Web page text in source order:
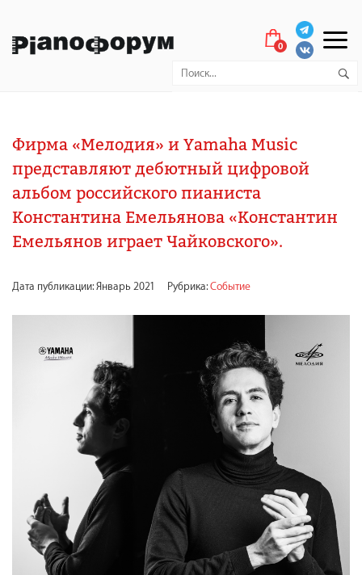
0
Фирма «Мелодия» и Yamaha Music
представляют дебютный цифровой
альбом российского пианиста
Константина Емельянова «Константин
Емельянов играет Чайковского».
Дата публикации: Январь 2021 Рубрика: Событие